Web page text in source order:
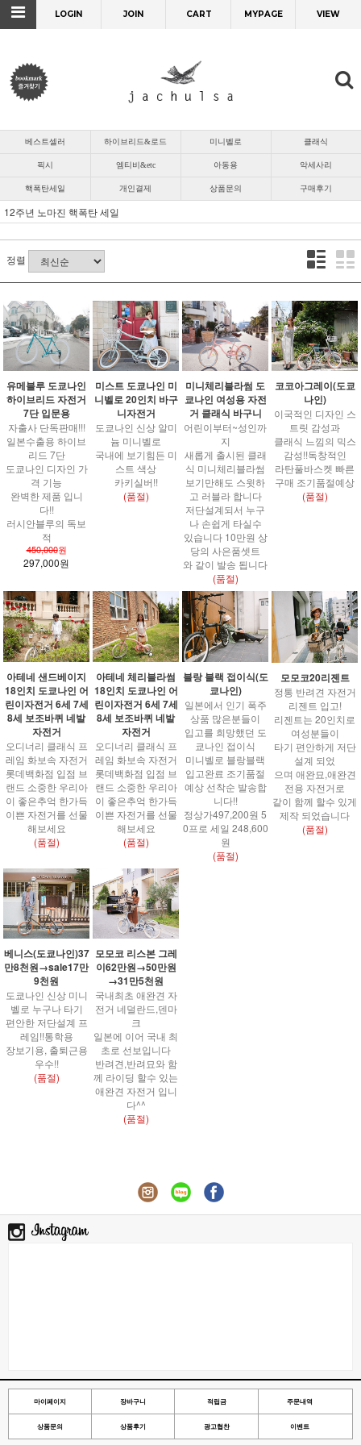
LOGIN JOIN CART MYPAGE VIEW
베스트셀러 하이브리드&로드 미니벨로 클래식
픽시 엠티비&etc 아동용 악세사리
핵폭탄세일 개인결제 상품문의 구매후기
12주년 노마진 핵폭탄 세일
정렬
유메블루 도쿄나인
하이브리드 자전거
7단 입문용
자출사 단독판매!!!
일본수출용 하이브
리드 7단
도쿄나인 디자인 가
격 기능
완벽한 제품 입니
다!!
러시안블루의 독보
적
450,000원
297,000원
미스트 도쿄나인 미
니벨로 20인치 바구
니자전거
도쿄나인 신상 알미
늄 미니벨로
국내에 보기힘든 미
스트 색상
카키실버!!
(품절)
미니체리블라썸 도
쿄나인 여성용 자전
거 클래식 바구니
어린이부터~성인까
지
새롭게 출시된 클래
식 미니체리블라썸
보기만해도 스윗하
고 러블라 합니다
저단설계되서 누구
나 손쉽게 타실수
있습니다 10만원 상
당의 사은품셋트
와 같이 발송 됩니다
(품절)
코코아그레이(도쿄
나인)
이국적인 디자인 스
트릿 감성과
클래식 느낌의 믹스
감성!!독창적인
라탄풀바스켓 빠른
구매 조기품절예상
(품절)
아테네 샌드베이지
18인치 도쿄나인 어
린이자전거 6세 7세
8세 보조바퀴 네발
자전거
오디너리 클래식 프
레임 화보속 자전거
롯데백화점 입점 브
랜드 소중한 우리아
이 좋은추억 한가득
이쁜 자전거를 선물
해보세요
(품절)
아테네 체리블라썸
18인치 도쿄나인 어
린이자전거 6세 7세
8세 보조바퀴 네발
자전거
오디너리 클래식 프
레임 화보속 자전거
롯데백화점 입점 브
랜드 소중한 우리아
이 좋은추억 한가득
이쁜 자전거를 선물
해보세요
(품절)
블랑 블랙 접이식(도
쿄나인)
일본에서 인기 폭주
상품 많은분들이
입고를 희망했던 도
쿄나인 접이식
미니벨로 블랑블랙
입고완료 조기품절
예상 선착순 발송합
니다!!
정상가497,200원 5
0프로 세일 248,600
원
(품절)
모모코20리젠트
정통 반려견 자전거
리젠트 입고!
리젠트는 20인치로
여성분들이
타기 편안하게 저단
설계 되었
으며 애완묘,애완견
전용 자전거로
같이 함께 할수 있게
제작 되었습니다
(품절)
베니스(도쿄나인)37
만8천원→sale17만
9천원
도쿄나인 신상 미니
벨로 누구나 타기
편안한 저단설계 프
레임!!통학용
장보기용, 출퇴근용
우수!!
(품절)
모모코 리스본 그레
이62만원→50만원
→31만5천원
국내최초 애완견 자
전거 네덜란드,덴마
크
일본에 이어 국내 최
초로 선보입니다
반려견,반려묘와 함
께 라이딩 할수 있는
애완견 자전거 입니
다^^
(품절)
마이페이지 장바구니 적립금 주문내역
상품문의 상품후기 광고협찬 이벤트